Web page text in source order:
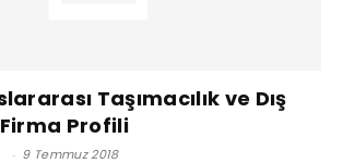
Taşımacılık ve Dış
Profili
- 9 Temmuz 2018